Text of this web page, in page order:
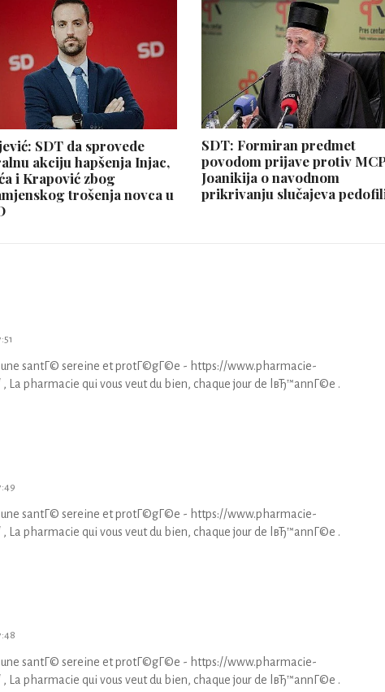
SDT da sprovede
akciju hapšenja Injac,
i Krapović zbog
trošenja novca u
SDT: Formiran predmet
povodom prijave protiv
Joanikija o navodnom
prikrivanju slučajeva
santГ© sereine et protГ©gГ©e - https://www.pharmacie-
pharmacie qui vous veut du bien, chaque jour de lвЂ™annГ©e .
santГ© sereine et protГ©gГ©e - https://www.pharmacie-
pharmacie qui vous veut du bien, chaque jour de lвЂ™annГ©e .
santГ© sereine et protГ©gГ©e - https://www.pharmacie-
pharmacie qui vous veut du bien, chaque jour de lвЂ™annГ©e .